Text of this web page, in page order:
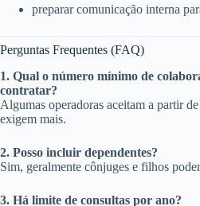
preparar comunicação interna
Perguntas Frequentes (FAQ)
1. Qual o número mínimo de
contratar?
Algumas operadoras aceitam a partir
exigem mais.
2. Posso incluir dependentes?
Sim, geralmente cônjuges e filhos
3. Há limite de consultas por ano?